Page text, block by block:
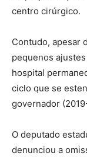
centro cirúrgico.
Contudo, apesar
pequenos
hospital
ciclo que se
governador
O deputado
denunciou a